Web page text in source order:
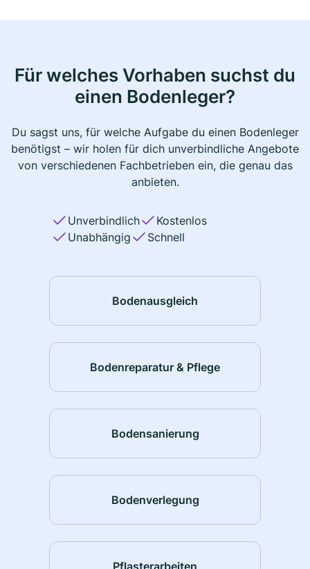
Für welches Vorhaben suchst du
einen Bodenleger?
Du sagst uns, für welche Aufgabe du einen Bodenleger
benötigst – wir holen für dich unverbindliche Angebote
von verschiedenen Fachbetrieben ein, die genau das
anbieten.
Unverbindlich
Kostenlos
Unabhängig
Schnell
Bodenausgleich
Bodenreparatur & Pflege
Bodensanierung
Bodenverlegung
Pflasterarbeiten